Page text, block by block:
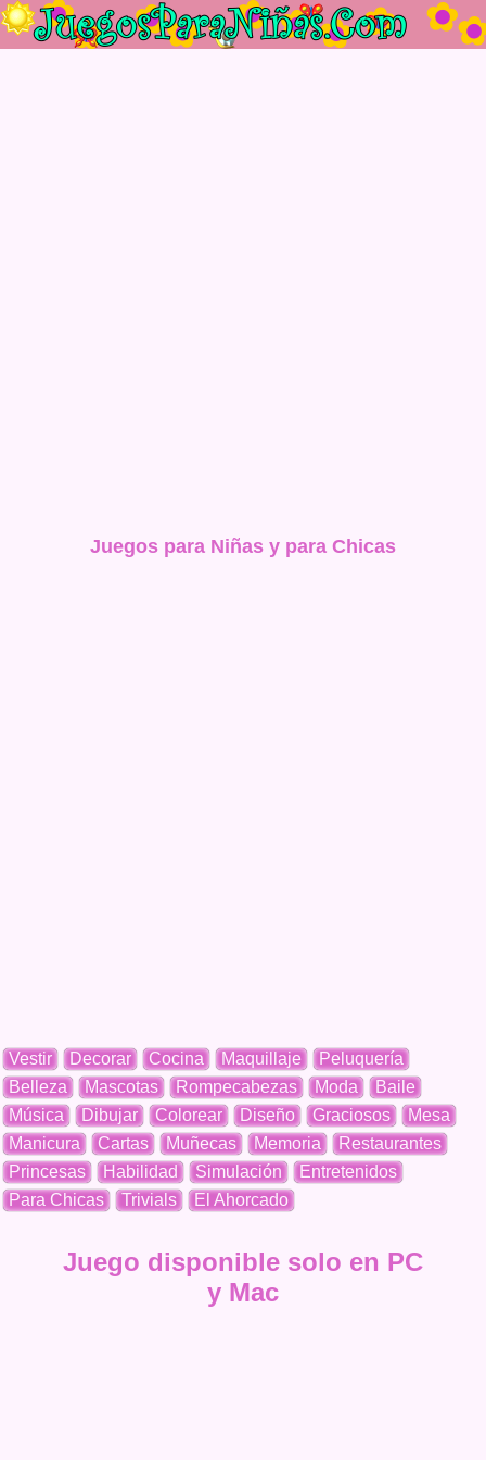
Juegos para Niñas y para Chicas
Vestir Decorar Cocina Maquillaje
Peluquería
Belleza
Mascotas Rompecabezas Moda
Baile
Música
Dibujar Colorear Diseño Graciosos
Mesa
Manicura
Cartas Muñecas Memoria
Restaurantes
Princesas
Habilidad Simulación
Entretenidos
Para Chicas
Trivials El Ahorcado
Juego disponible solo en PC
y Mac